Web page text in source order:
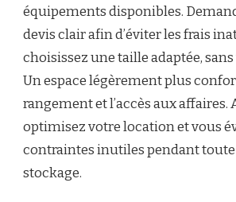
équipements disponibles.
devis clair afin d’éviter les frais
choisissez une taille adaptée,
Un espace légèrement plus
rangement et l’accès aux affaires.
optimisez votre location et vous
contraintes inutiles pendant
stockage.